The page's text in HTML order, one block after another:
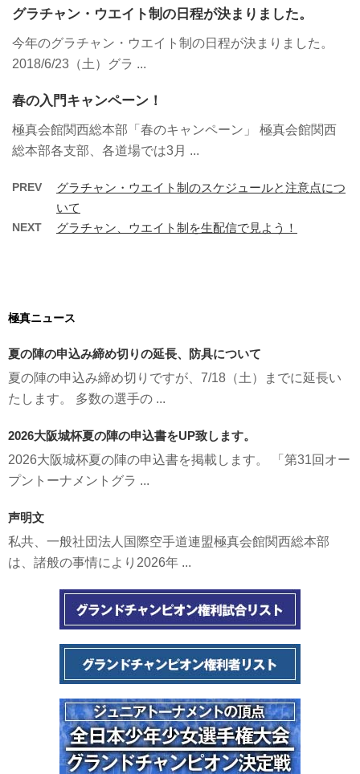
グラチャン・ウエイト制の日程が決まりました。
今年のグラチャン・ウエイト制の日程が決まりました。
2018/6/23（土）グラ ...
春の入門キャンペーン！
極真会館関西総本部「春のキャンペーン」 極真会館関西
総本部各支部、各道場では3月 ...
PREV
グラチャン・ウエイト制のスケジュールと注意点につ
いて
NEXT グラチャン、ウエイト制を生配信で見よう！
極真ニュース
夏の陣の申込み締め切りの延長、防具について
夏の陣の申込み締め切りですが、7/18（土）までに延長い
たします。 多数の選手の ...
2026大阪城杯夏の陣の申込書をUP致します。
2026大阪城杯夏の陣の申込書を掲載します。 「第31回オー
プントーナメントグラ ...
声明文
私共、一般社団法人国際空手道連盟極真会館関西総本部
は、諸般の事情により2026年 ...